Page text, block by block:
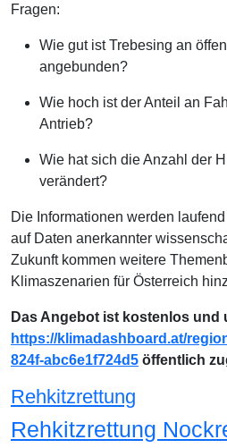
Fragen:
Wie gut ist Trebesing an
angebunden?
Wie hoch ist der Anteil an
Antrieb?
Wie hat sich die Anzahl der
verändert?
Die Informationen werden
auf Daten anerkannter
Zukunft kommen weitere
Klimaszenarien für Österreich
Das Angebot ist kostenlos und
https://klimadashboard.at/
824f-abc6e1f724d5 öffentlich
Rehkitzrettung
Rehkitzrettung